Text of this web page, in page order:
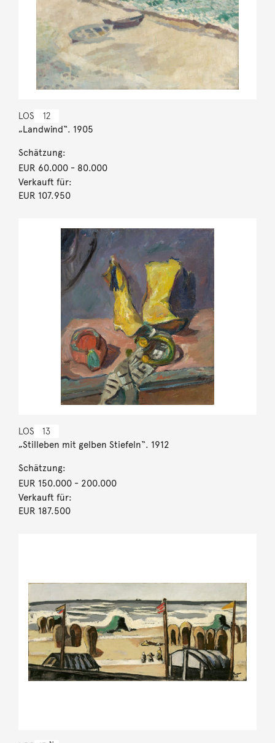
LOS 12
„Landwind“. 1905
Schätzung:
EUR 60.000- 80.000
Verkauft für:
EUR 107.950
LOS 13
„Stilleben mit gelben Stiefeln“. 1912
Schätzung:
EUR 150.000- 200.000
Verkauft für:
EUR 187.500